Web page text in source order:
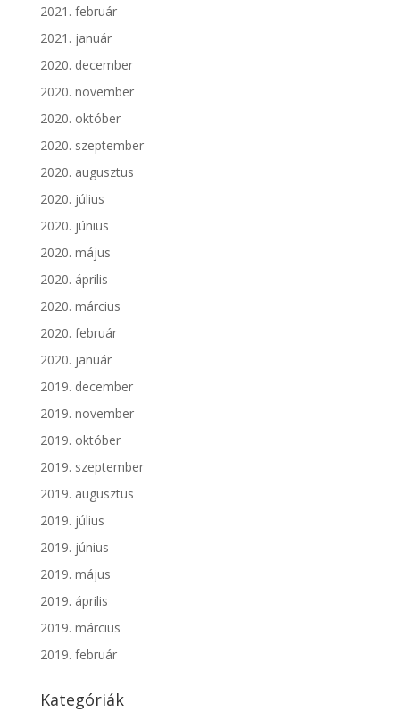
2021. február
2021. január
2020. december
2020. november
2020. október
2020. szeptember
2020. augusztus
2020. július
2020. június
2020. május
2020. április
2020. március
2020. február
2020. január
2019. december
2019. november
2019. október
2019. szeptember
2019. augusztus
2019. július
2019. június
2019. május
2019. április
2019. március
2019. február
Kategóriák